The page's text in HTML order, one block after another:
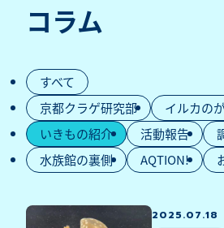
コラム
すべて
京都クラゲ研究部
イルカの
いきもの紹介
活動報告
水族館の裏側
AQTION!
2025.07.18